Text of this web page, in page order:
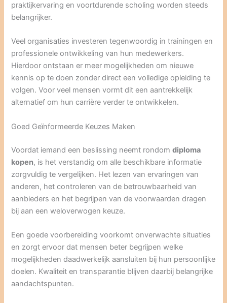
praktijkervaring en voortdurende scholing worden steeds
belangrijker.
Veel organisaties investeren tegenwoordig in trainingen en
professionele ontwikkeling van hun medewerkers.
Hierdoor ontstaan er meer mogelijkheden om nieuwe
kennis op te doen zonder direct een volledige opleiding te
volgen. Voor veel mensen vormt dit een aantrekkelijk
alternatief om hun carrière verder te ontwikkelen.
Goed Geïnformeerde Keuzes Maken
Voordat iemand een beslissing neemt rondomdiploma
kopen, is het verstandig om alle beschikbare informatie
zorgvuldig te vergelijken. Het lezen van ervaringen van
anderen, het controleren van de betrouwbaarheid van
aanbieders en het begrijpen van de voorwaarden dragen
bij aan een weloverwogen keuze.
Een goede voorbereiding voorkomt onverwachte situaties
en zorgt ervoor dat mensen beter begrijpen welke
mogelijkheden daadwerkelijk aansluiten bij hun persoonlijke
doelen. Kwaliteit en transparantie blijven daarbij belangrijke
aandachtspunten.